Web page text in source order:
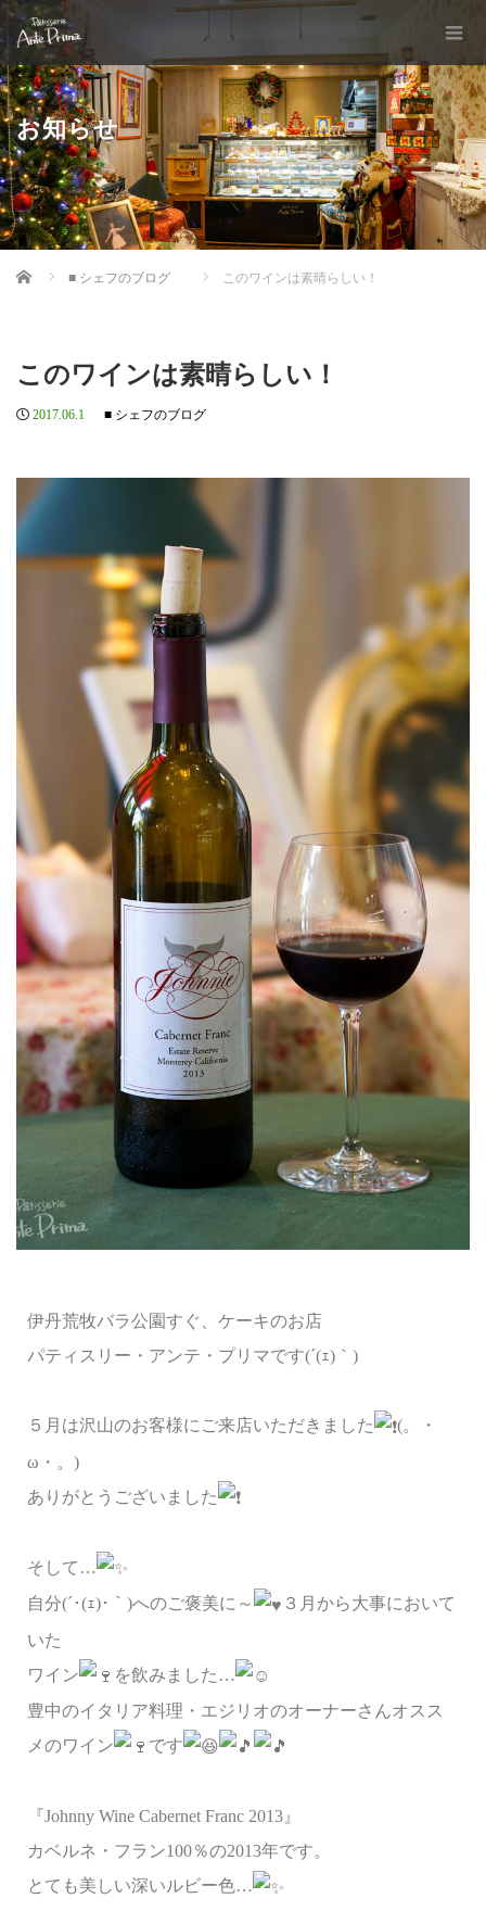
お知らせ
Home ■ シェフのブログ このワインは素晴らしい！
このワインは素晴らしい！
2017.06.1 ■ シェフのブログ
伊丹荒牧バラ公園すぐ、ケーキのお店
パティスリー・アンテ・プリマです(´(ｪ)｀)
５月は沢山のお客様にご来店いただきました
(。・
ω・。)
ありがとうございました
そして…
自分(´･(ｪ)･｀)へのご褒美に～
３月から大事において
いた
ワイン
を飲みました…
豊中のイタリア料理・エジリオのオーナーさんオスス
メのワイン
です
『Johnny Wine Cabernet Franc 2013』
カベルネ・フラン100％の2013年です。
とても美しい深いルビー色…